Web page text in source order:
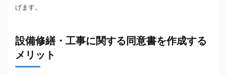
げます。
設備修繕・工事に関する同意書を作成する
メリット